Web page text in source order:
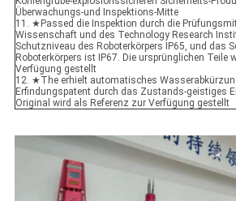
Überwachungs-und Inspektions-Mitte
11. ★Passed die Inspektion durch die
Wissenschaft und des Technology Research
Schutzniveau des Roboterkörpers IP65, und das
Roboterkörpers ist IP67. Die ursprünglichen Teile
Verfügung gestellt
12. ★The erhielt automatisches
Erfindungspatent durch das Zustands-geistiges
Original wird als Referenz zur Verfügung gestellt